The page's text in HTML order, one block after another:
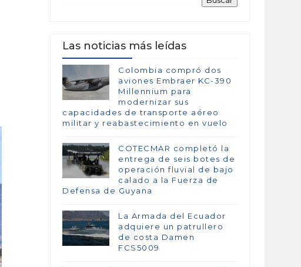
Las noticias más leídas
Colombia compró dos
aviones Embraer KC-390
Millennium para
modernizar sus
capacidades de transporte aéreo
militar y reabastecimiento en vuelo
COTECMAR completó la
entrega de seis botes de
operación fluvial de bajo
calado a la Fuerza de
Defensa de Guyana
La Armada del Ecuador
adquiere un patrullero
de costa Damen
FCS5009